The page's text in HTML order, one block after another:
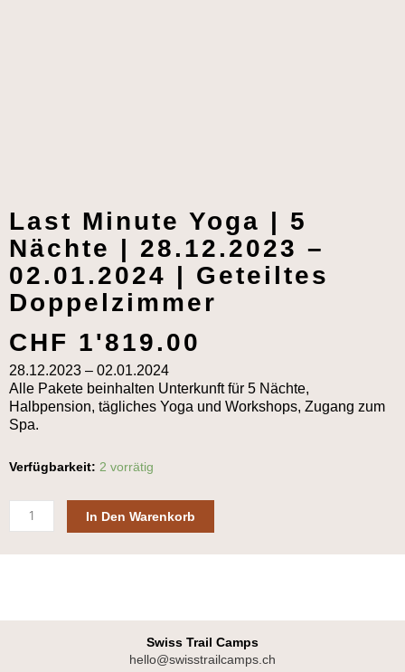
Last Minute Yoga | 5
Nächte | 28.12.2023 –
02.01.2024 | Geteiltes
Doppelzimmer
CHF 1'819.00
28.12.2023 – 02.01.2024
Alle Pakete beinhalten Unterkunft für 5 Nächte,
Halbpension, tägliches Yoga und Workshops, Zugang zum
Spa.
Verfügbarkeit: 2 vorrätig
Last
Yoga
|
5
28.12.2023
In Den Warenkorb
Swiss Trail Camps
hello@swisstrailcamps.ch